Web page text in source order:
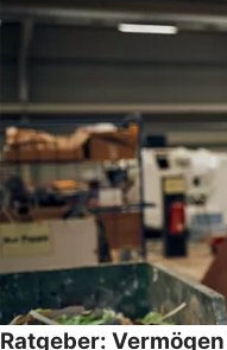
Ratgeber: